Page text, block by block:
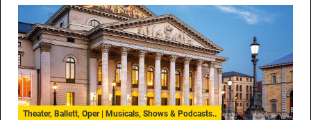
Theater, Ballett, Oper | Musicals, Shows & Podcasts..